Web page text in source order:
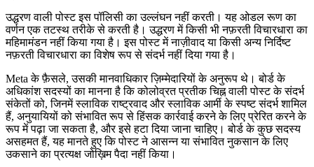
उद्धरण वाली पोस्ट इस पॉलिसी का उल्लंघन नहीं करती। यह ओडल रूण का
वर्णन एक तटस्थ तरीके से करती है। उद्धरण में किसी भी नफ़रती विचारधारा का
महिमामंडन नहीं किया गया है। इस पोस्ट में नाज़ीवाद या किसी अन्य निर्दिष्ट
नफ़रती विचारधारा का विशेष रूप से संदर्भ नहीं दिया गया है।
Meta के फ़ैसले, उसकी मानवाधिकार ज़िम्मेदारियों के अनुरूप थे। बोर्ड के
अधिकांश सदस्यों का मानना है कि कोलोव्रत प्रतीक चिह्न वाली पोस्ट के संदर्भ
संकेतों को, जिनमें स्लाविक राष्ट्रवाद और स्लाविक आर्मी के स्पष्ट संदर्भ शामिल
हैं, अनुयायियों को संभावित रूप से हिंसक कार्रवाई करने के लिए प्रेरित करने के
रूप में पढ़ा जा सकता है, और इसे हटा दिया जाना चाहिए। बोर्ड के कुछ सदस्य
असहमत हैं, यह मानते हुए कि पोस्ट ने आसन्न या संभावित नुकसान के लिए
उकसाने का प्रत्यक्ष जोख़िम पैदा नहीं किया।